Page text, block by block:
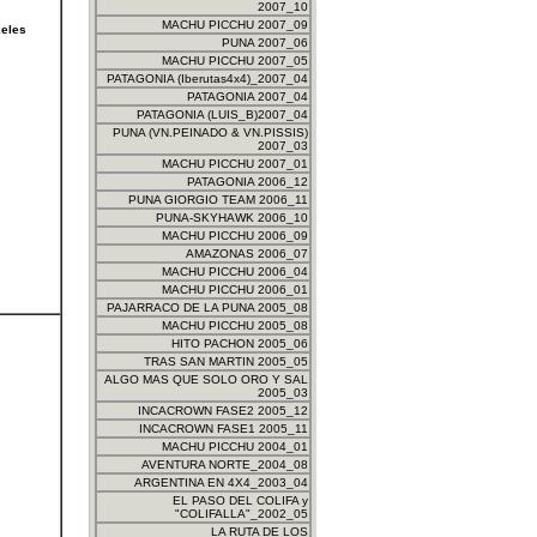
2007_10
MACHU PICCHU 2007_09
PUNA 2007_06
MACHU PICCHU 2007_05
PATAGONIA (Iberutas4x4)_2007_04
PATAGONIA 2007_04
PATAGONIA (LUIS_B)2007_04
PUNA (VN.PEINADO & VN.PISSIS)
2007_03
MACHU PICCHU 2007_01
PATAGONIA 2006_12
PUNA GIORGIO TEAM 2006_11
PUNA-SKYHAWK 2006_10
MACHU PICCHU 2006_09
AMAZONAS 2006_07
MACHU PICCHU 2006_04
MACHU PICCHU 2006_01
PAJARRACO DE LA PUNA 2005_08
MACHU PICCHU 2005_08
HITO PACHON 2005_06
TRAS SAN MARTIN 2005_05
ALGO MAS QUE SOLO ORO Y SAL
2005_03
INCACROWN FASE2 2005_12
INCACROWN FASE1 2005_11
MACHU PICCHU 2004_01
AVENTURA NORTE_2004_08
ARGENTINA EN 4X4_2003_04
EL PASO DEL COLIFA y
"COLIFALLA"_2002_05
LA RUTA DE LOS